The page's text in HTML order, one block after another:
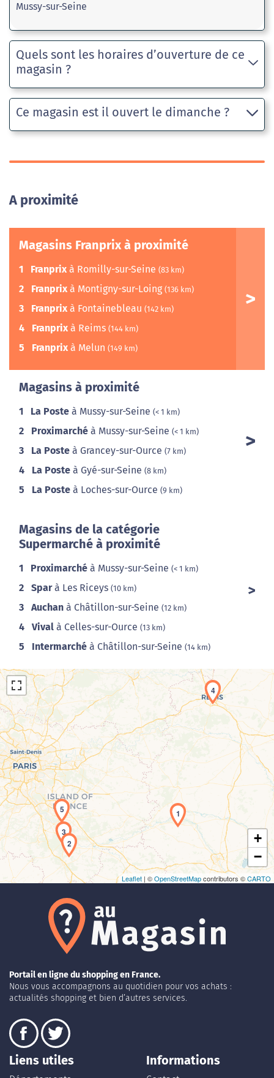
Mussy-sur-Seine
Quels sont les horaires d’ouverture de ce
magasin ?
Ce magasin est il ouvert le dimanche ?
A proximité
Magasins Franprix à proximité
1 Franprix à Romilly-sur-Seine (83 km)
2 Franprix à Montigny-sur-Loing (136 km)
3 Franprix à Fontainebleau (142 km)
4 Franprix à Reims (144 km)
5 Franprix à Melun (149 km)
Magasins à proximité
1 La Poste à Mussy-sur-Seine (< 1 km)
2 Proximarché à Mussy-sur-Seine (< 1 km)
3 La Poste à Grancey-sur-Ource (7 km)
4 La Poste à Gyé-sur-Seine (8 km)
5 La Poste à Loches-sur-Ource (9 km)
Magasins de la catégorie
Supermarché à proximité
1 Proximarché à Mussy-sur-Seine (< 1 km)
2 Sparà Les Riceys (10 km)
3 Auchan à Châtillon-sur-Seine (12 km)
4 Vival à Celles-sur-Ource (13 km)
5 Intermarché à Châtillon-sur-Seine (14 km)
Chargement de la carte en cours...
1
2
3
4
5
+
−
Leaflet | ©OpenStreetMapcontributors ©CARTO
Portail en ligne du shopping en France.
Nous vous accompagnons au quotidien pour vos achats :
actualités shopping et bien d’autres services.
Liens utiles Informations